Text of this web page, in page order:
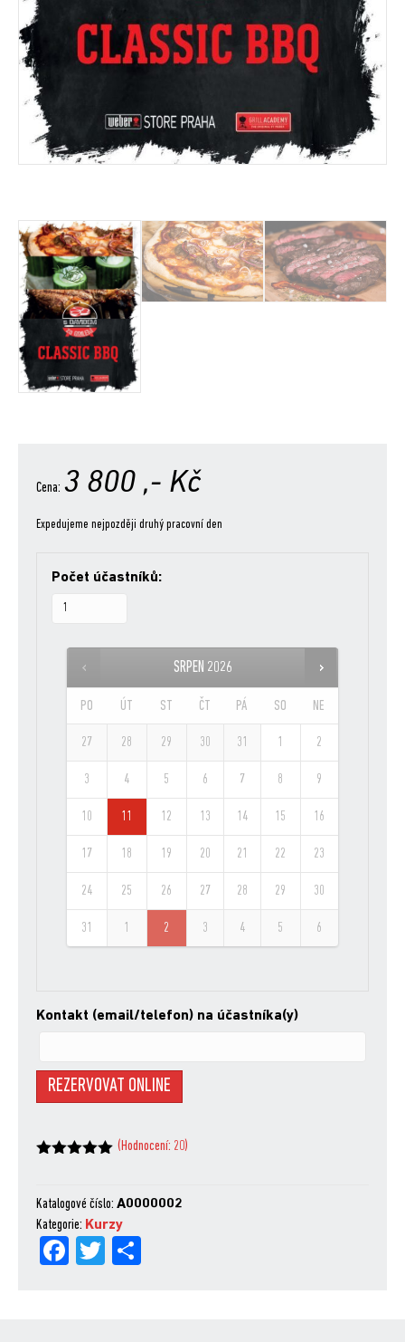
Cena: 3 800 ,- Kč
Expedujeme nejpozději druhý pracovní den
Počet účastníků:
SRPEN 2026
PO ÚT ST ČT PÁ SO NE
27 28 29 30 31 1 2
3 4 5 6 7 8 9
10 11 12 13 14 15 16
17 18 19 20 21 22 23
24 25 26 27 28 29 30
31 1 2 3 4 5 6
Kontakt (email/telefon) na účastníka(y)
REZERVOVAT ONLINE
hodnocení
zákazníků
(Hodnocení: 20)
Katalogové číslo: A0000002
Kategorie: Kurzy
Fa
Tw